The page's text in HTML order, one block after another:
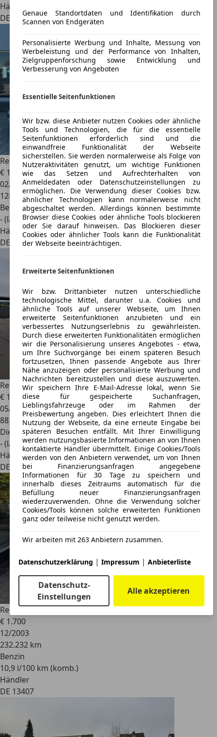
Genaue Standortdaten und Identifikation durch
Scannen von Endgeräten
Personalisierte Werbung und Inhalte, Messung von
Werbeleistung und der Performance von Inhalten,
Zielgruppenforschung sowie Entwicklung und
Verbesserung von Angeboten
Essentielle Seitenfunktionen
Wir bzw. diese Anbieter nutzen Cookies oder ähnliche
Tools und Technologien, die für die essentielle
Seitenfunktionen erforderlich sind und die
einwandfreie Funktionalität der Webseite
sicherstellen. Sie werden normalerweise als Folge von
Nutzeraktivitäten genutzt, um wichtige Funktionen
wie das Setzen und Aufrechterhalten von
Anmeldedaten oder Datenschutzeinstellungen zu
ermöglichen. Die Verwendung dieser Cookies bzw.
ähnlicher Technologien kann normalerweise nicht
abgeschaltet werden. Allerdings können bestimmte
Browser diese Cookies oder ähnliche Tools blockieren
oder Sie darauf hinweisen. Das Blockieren dieser
Cookies oder ähnlicher Tools kann die Funktionalität
der Webseite beeinträchtigen.
Erweiterte Seitenfunktionen
Wir bzw. Drittanbieter nutzen unterschiedliche
technologische Mittel, darunter u.a. Cookies und
ähnliche Tools auf unserer Webseite, um Ihnen
erweiterte Seitenfunktionen anzubieten und ein
verbessertes Nutzungserlebnis zu gewährleisten.
Durch diese erweiterten Funktionalitäten ermöglichen
wir die Personalisierung unseres Angebotes - etwa,
um Ihre Suchvorgänge bei einem späteren Besuch
fortzusetzen, Ihnen passende Angebote aus Ihrer
Nähe anzuzeigen oder personalisierte Werbung und
Nachrichten bereitzustellen und diese auszuwerten.
Wir speichern Ihre E-Mail-Adresse lokal, wenn Sie
diese für gespeicherte Suchanfragen,
Lieblingsfahrzeuge oder im Rahmen der
Preisbewertung angeben. Dies erleichtert Ihnen die
Nutzung der Webseite, da eine erneute Eingabe bei
späteren Besuchen entfällt. Mit Ihrer Einwilligung
werden nutzungsbasierte Informationen an von Ihnen
kontaktierte Händler übermittelt. Einige Cookies/Tools
werden von den Anbietern verwendet, um von Ihnen
bei Finanzierungsanfragen angegebene
Informationen für 30 Tage zu speichern und
innerhalb dieses Zeitraums automatisch für die
Befüllung neuer Finanzierungsanfragen
wiederzuverwenden. Ohne die Verwendung solcher
Cookies/Tools können solche erweiterten Funktionen
ganz oder teilweise nicht genutzt werden.
Wir arbeiten mit 263 Anbietern zusammen.
Datenschutzerklärung | Impressum | Anbieterliste
Datenschutz-
Einstellungen
Alle akzeptieren
Händler
DE 14513
Renault Scenic1.8l *2.HAND*KLIMA*SERVO*HU 09-2027
€ 1.470
02/2002
128.347 km
Benzin
- (l/100 km)
Händler
DE 21423
Renault Vel SatisInitiale
€ 1.500
05/2003
88.571 km
Diesel
- (l/100 km)
Händler
DE 36456
Renault EspaceIV Expression 7-Sitze TÜV 12-26
€ 1.700
12/2003
232.232 km
Benzin
10,9 l/100 km (komb.)
Händler
DE 13407